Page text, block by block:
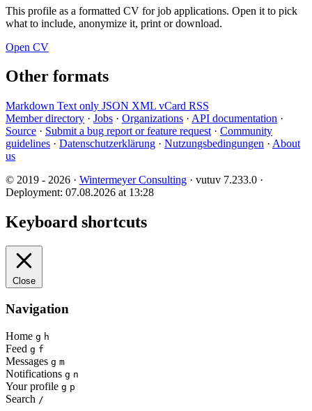
This profile as a formatted CV for job applications. Open it to pick
what to include, anonymize it, print or download.
Open CV
Other formats
Markdown Text only JSON XML vCard RSS
Member directory · Jobs · Organizations · API documentation ·
Source · Submit a bug report or feature request · Community
guidelines · Datenschutzerklärung · Nutzungsbedingungen · About
us
© 2019 - 2026 · Wintermeyer Consulting · vutuv 7.233.0 ·
Deployment: 07.08.2026 at 13:28
Keyboard shortcuts
Close
Navigation
Home g h
Feed g f
Messages g m
Notifications g n
Your profile g p
Search /